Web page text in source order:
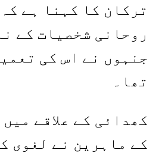
ترکان کا کہنا ہے
روحانی شخصیات کے
جنہوں نے اس کی
تھا۔
کھدائی کے علاقے
کے ماہرین نے لغوی